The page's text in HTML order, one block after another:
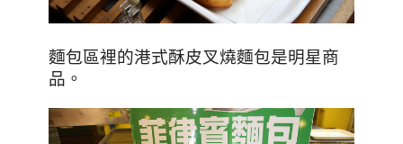
麵包區裡的港式酥皮叉燒麵包是明星商
品。